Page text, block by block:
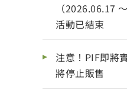
（2026.06.17
活動已結束
注意！PIF即將
將停止販售